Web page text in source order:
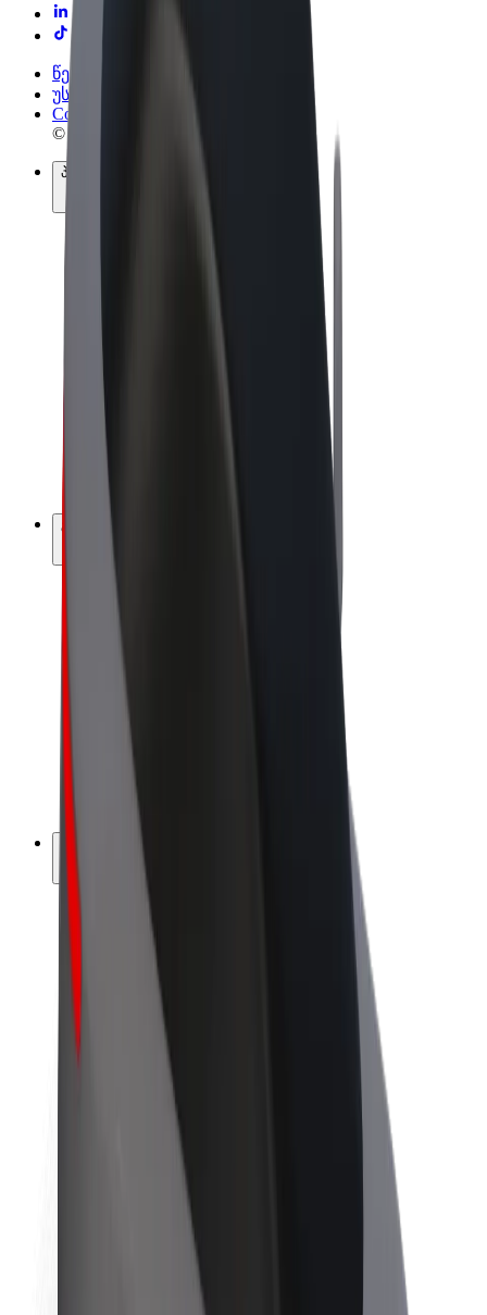
წესები და პირობები
უსაფრთხოება
Cookies
© 2026 Bolt Technology OÜ
პროდუქტები
Bolt Drive
Bolt ბიზნესისთვის
ელ. ბაიკი
Bolt Plus
გამოიმუშავე Bolt-თან ერთად
ფრენჩაიზი
ვაკანსიები
Bolt-ის შესახებ
Bolt და ეკომეგობრულობა
ნულოვანი პროექტი
სიახლეები
ბრენდის გზამკვლევი